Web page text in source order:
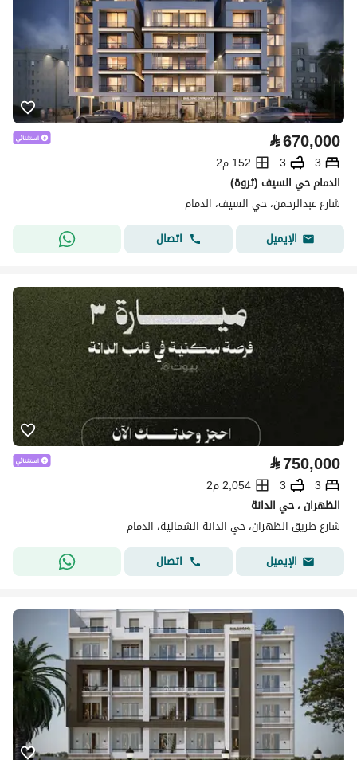
⃁670,000
3
3
152 م2
الدمام حي السيف (ثروة)
شارع عبدالرحمن، حي السيف، الدمام
الإيميل
اتصال
⃁750,000
3
3
2,054 م2
الظهران ، حي الدانة
شارع طريق الظهران، حي الدانة الشمالية، الدمام
الإيميل
اتصال